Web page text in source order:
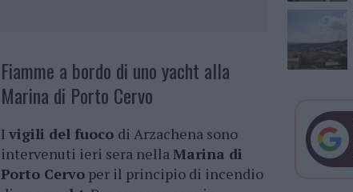
Fiamme a bordo di uno yacht alla
Marina di Porto Cervo
I vigili del fuoco di Arzachena sono
intervenuti ieri sera nellaMarina di
Porto Cervo per il principio di incendio